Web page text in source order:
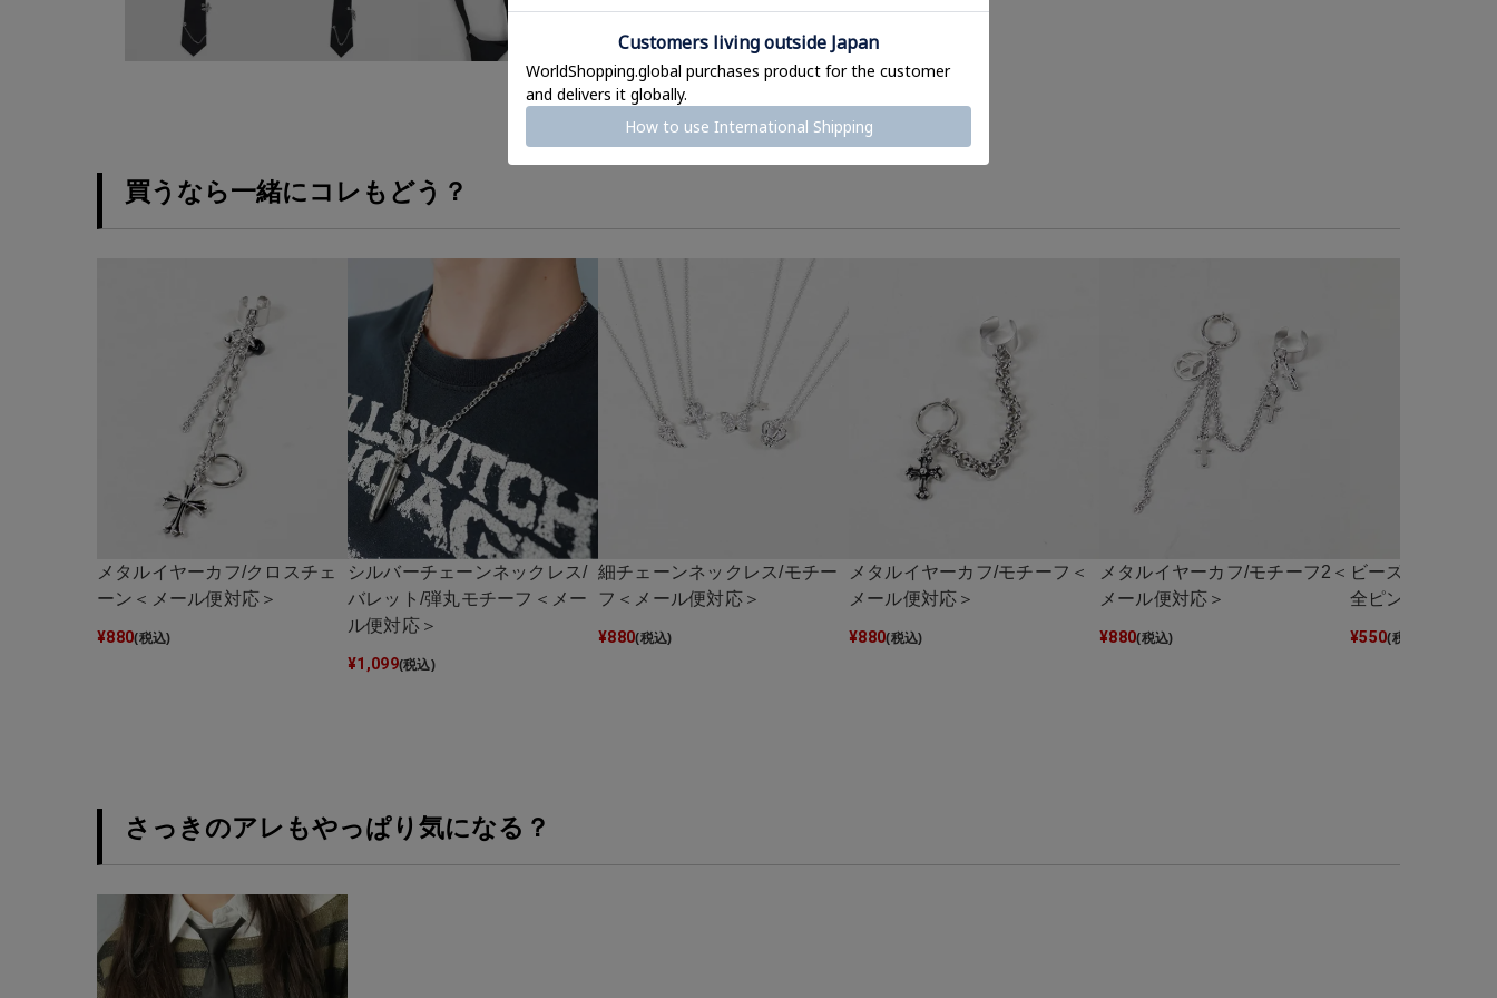
買うなら一緒にコレもどう？
メタルイヤーカフ/クロスチェ
ーン＜メール便対応＞
¥880(税込)
シルバーチェーンネックレス/
バレット/弾丸モチーフ＜メー
ル便対応＞
¥1,099(税込)
細チェーンネックレス/モチー
フ＜メール便対応＞
¥880(税込)
メタルイヤーカフ/モチーフ＜
メール便対応＞
¥880(税込)
メタルイヤーカフ/モチーフ2＜
メール便対応＞
¥880(税込)
ビーズキーホル
全ピン＜メール
¥550(税込)
さっきのアレもやっぱり気になる？